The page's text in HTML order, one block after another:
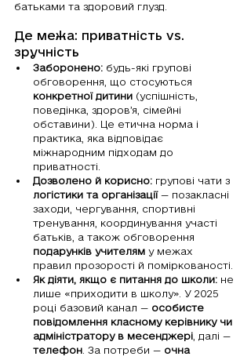
батьками та здоровий глузд.
Де межа: приватність vs.
зручність
Заборонено: будь-які групові
обговорення, що стосуються
конкретної дитини (успішність,
поведінка, здоров’я, сімейні
обставини). Це етична норма і
практика, яка відповідає
міжнародним підходам до
приватності.
Дозволено й корисно: групові чати з
логістики та організації — позакласні
заходи, чергування, спортивні
тренування, координування участі
батьків, а також обговорення
подарунків учителям у межах
правил прозорості й поміркованості.
Як діяти, якщо є питання до школи: не
лише «приходити в школу». У 2025
році базовий канал — особисте
повідомлення класному керівнику чи
адміністратору в месенджері , далі —
телефон . За потреби — очна